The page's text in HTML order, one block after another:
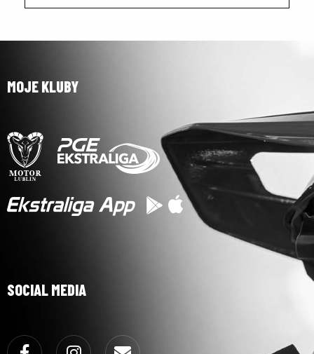
MOJE KLUBY
SOCIAL MEDIA
Facebook Instagram